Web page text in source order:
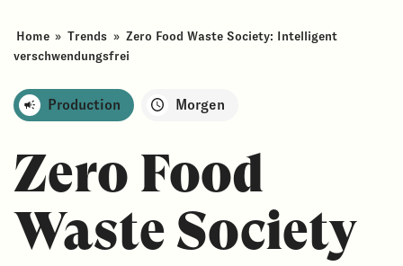
Home » Trends » Zero Food Waste Society: Intelligent
verschwendungsfrei
Production Morgen
Zero Food
Waste Society